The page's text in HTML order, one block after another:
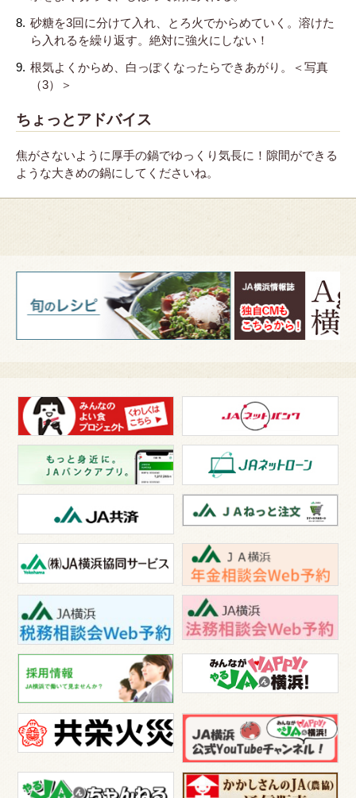
砂糖を3回に分けて入れ、とろ火でからめていく。溶けた
ら入れるを繰り返す。絶対に強火にしない！
根気よくからめ、白っぽくなったらできあがり。＜写真
（3）＞
ちょっとアドバイス
焦がさないように厚手の鍋でゆっくり気長に！隙間ができる
ような大きめの鍋にしてくださいね。